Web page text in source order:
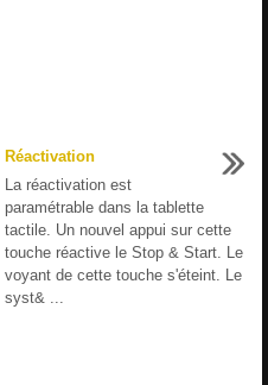
Réactivation
La réactivation est
paramétrable dans la tablette
tactile. Un nouvel appui sur cette
touche réactive le Stop & Start. Le
voyant de cette touche s'éteint. Le
syst& ...